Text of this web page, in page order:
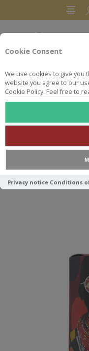
Cookie Consent
We use cookies to give you
website you agree to our
Cookie Policy. Feel free to
Privacy notice Conditions
LEDAIG
POP